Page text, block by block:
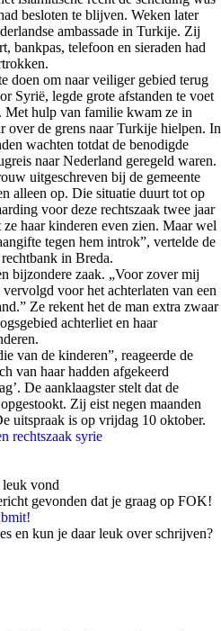
besloten te blijven. Weken later
ambassade in Turkije. Zij
bankpas, telefoon en sieraden had
doen om naar veiliger gebied terug
Syrië, legde grote afstanden te voet
Met hulp van familie kwam ze in
over de grens naar Turkije hielpen. In
wachten totdat de benodigde
naar Nederland geregeld waren.
uitgeschreven bij de gemeente
alleen op. Die situatie duurt tot op
voor deze rechtszaak twee jaar
haar kinderen even zien. Maar wel
tegen hem introk”, vertelde de
in Breda.
bijzondere zaak. „Voor zover mij
voor het achterlaten van een
Ze rekent het de man extra zwaar
achterliet en haar
van de kinderen”, reageerde de
van haar hadden afgekeerd
De aanklaagster stelt dat de
Zij eist negen maanden
uitspraak is op vrijdag 10 oktober.
rechtszaak syrie
leuk vond
gevonden dat je graag op FOK!
en kun je daar leuk over schrijven?